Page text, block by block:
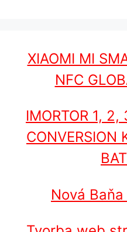
XIAOMI MI
NFC
IMORTOR 1, 2,
CONVERSION
Nová